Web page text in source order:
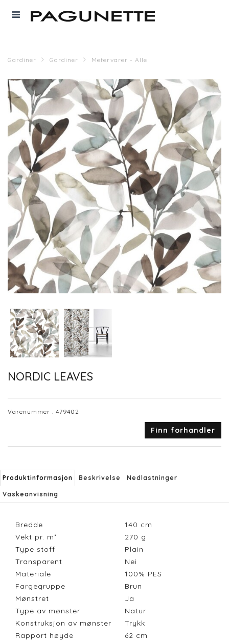
Gardiner Gardiner Metervarer - Alle
NORDIC LEAVES
Varenummer : 479402
Finn forhandler
Produktinformasjon Beskrivelse Nedlastninger
Vaskeanvisning
Bredde 140 cm
Vekt pr. m²
270 g
Type stoff
Plain
Transparent
Nei
Materiale
100% PES
Fargegruppe
Brun
Mønstret
Ja
Type av mønster
Natur
Konstruksjon av mønster
Trykk
Rapport høyde
62 cm